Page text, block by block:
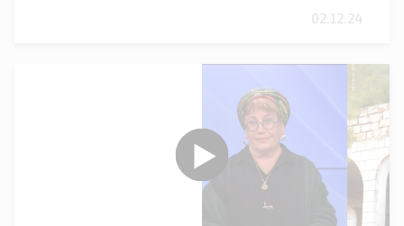
02.12.24